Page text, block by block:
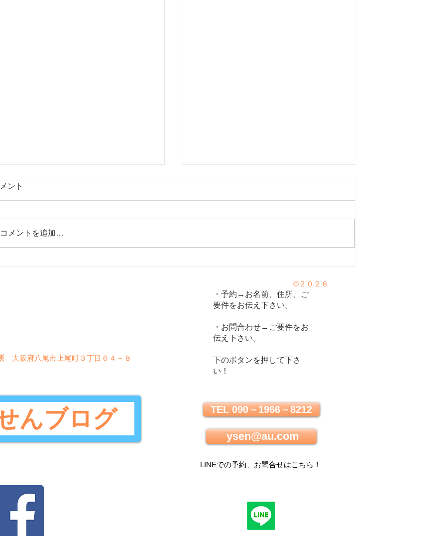
【セロトニン不足で起こる病気！】
心の栄養剤セロトニン④
ント
コメントを追加…
んブログ
・予約→お名前、住所、ご
要件をお伝え下さい。
・お問合わせ→ご要件をお
伝え下さい。
下のボタンを押して下さ
い！
TEL 090－1966－8212
ysen@au.com
LINEでの予約、お問合せはこちら ！
大阪府八尾市上尾町３丁目６４－８
©２０２６